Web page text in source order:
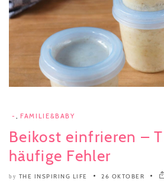
- , FAMILIE&BABY
Beikost einfrieren –
häufige Fehler
by THE INSPIRING LIFE 26 OKTOBER